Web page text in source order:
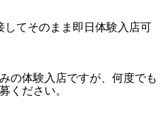
してそのまま即日体験入店可
の体験入店ですが、何度でも
ください。